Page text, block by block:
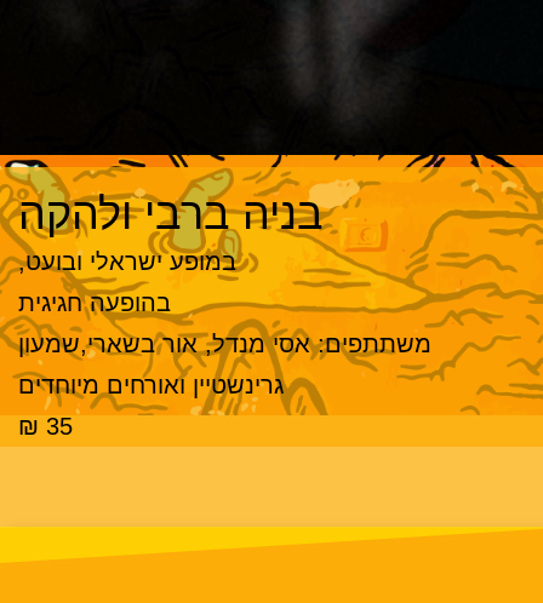
בניה ברבי ולהקה
במופע ישראלי ובועט,
בהופעה חגיגית
משתתפים: אסי מנדל, אור בשארי,שמעון
גרינשטיין ואורחים מיוחדים
35 ₪